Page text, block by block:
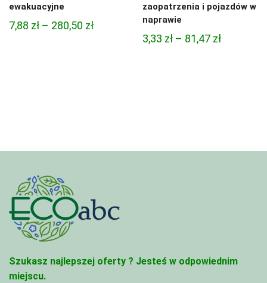
ewakuacyjne
7,88 zł – 280,50 złZakres
zaopatrzenia i pojazdów w
naprawie
3,33 zł – 81,47 złZakres
Szukasz najlepszej oferty ? Jesteś w odpowiednim
miejscu.